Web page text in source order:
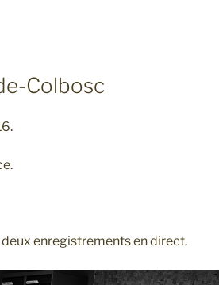
Colbosc
enregistrements en direct.